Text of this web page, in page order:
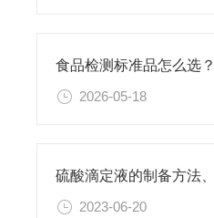
食品检测标准品怎么选？
2026-05-18
2023-06-20